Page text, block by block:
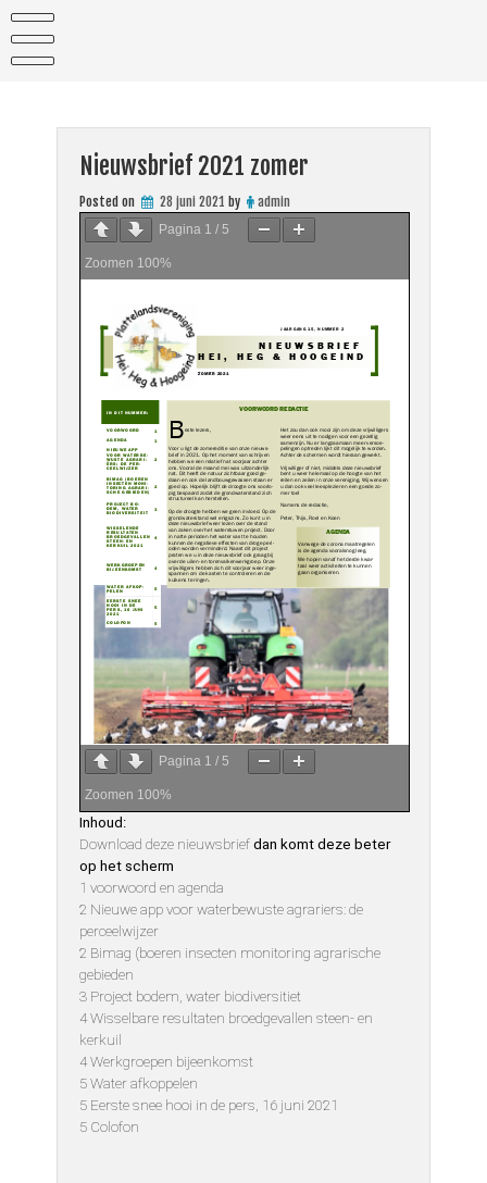
content
Nieuwsbrief 2021 zomer
Posted on 28 juni 2021 by admin
Pagina 1 / 5
Zoomen 100%
Pagina 1 / 5
Zoomen 100%
Inhoud:
Download deze nieuwsbriefdan komt deze beter
op het scherm
1 voorwoord en agenda
2 Nieuwe app voor waterbewuste agrariers: de
perceelwijzer
2 Bimag (boeren insecten monitoring agrarische
gebieden
3 Project bodem, water biodiversitiet
4 Wisselbare resultaten broedgevallen steen- en
kerkuil
4 Werkgroepen bijeenkomst
5 Water afkoppelen
5 Eerste snee hooi in de pers, 16 juni 2021
5 Colofon